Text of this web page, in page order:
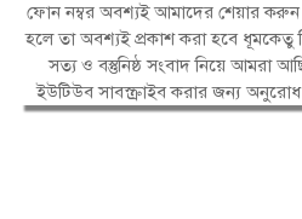
ফোন নম্বর অবশ্যই আমাদের শেয়ার
হলে তা অবশ্যই প্রকাশ করা হবে
সত্য ও বস্তুনিষ্ঠ সংবাদ নিয়ে আমরা
ইউটিউব সাবস্ক্রাইব করার জন্য